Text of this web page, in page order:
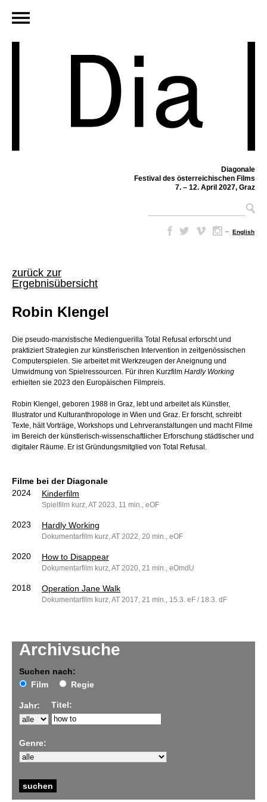
Diagonale
Festival des österreichischen Films
7. – 12. April 2027, Graz
– English
zurück zur
Ergebnisübersicht
Archivsuche
Suchen nach:
Film
Regie
Jahr: Titel:
Genre:
Robin Klengel
Die pseudo-marxistische Medienguerilla Total Refusal erforscht und
praktiziert Strategien zur künstlerischen Intervention in zeitgenössischen
Computerspielen. Sie arbeitet mit Werkzeugen der Aneignung und
Umwidmung von Spielressourcen. Für ihren Kurzfilm Hardly Working
erhielten sie 2023 den Europäischen Filmpreis.
Robin Klengel, geboren 1988 in Graz, lebt und arbeitet als Künstler,
Illustrator und Kulturanthropologe in Wien und Graz. Er forscht, schreibt
Texte, hält Vorträge, Workshops und Lehrveranstaltungen und macht Filme
im Bereich der künstlerisch-wissenschaftlicher Erforschung städtischer und
digitaler Räume. Er ist Gründungsmitglied von Total Refusal.
Filme bei der Diagonale
2024
Kinderfilm
Spielfilm kurz, AT 2023, 11 min., eOF
2023 Hardly Working
Dokumentarfilm kurz, AT 2022, 20 min., eOF
2020 How to Disappear
Dokumentarfilm kurz, AT 2020, 21 min., eOmdU
2018 Operation Jane Walk
Dokumentarfilm kurz, AT 2017, 21 min., 15.3. eF / 18.3. dF